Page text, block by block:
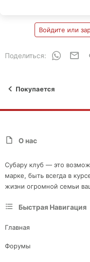
Войдите или
Поделиться:
Покупается
О нас
Субару клуб — это
марке, быть всегда в
жизни огромной семьи
Быстрая Навигация
Главная
Форумы